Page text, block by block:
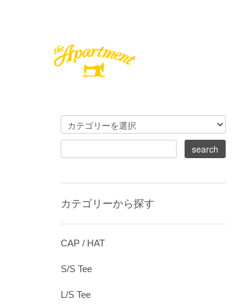
カテゴリーから探す
CAP / HAT
S/S Tee
L/S Tee